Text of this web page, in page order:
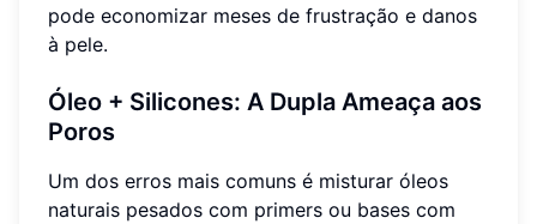
pode economizar meses de frustração e danos
à pele.
Óleo + Silicones: A Dupla Ameaça aos
Poros
Um dos erros mais comuns é misturar óleos
naturais pesados com primers ou bases com